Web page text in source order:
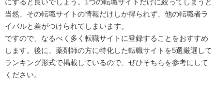
にすると良いでしょう。1つの転職サイトだけに絞ってしまうと
当然、その転職サイトの情報だけしか得られず、他の転職者ラ
イバルと差がつけられてしまいます。
ですので、なるべく多く転職サイトに登録することをおすすめ
します。後に、薬剤師の方に特化した転職サイトを5選厳選して
ランキング形式で掲載しているので、ぜひそちらを参考にして
ください。